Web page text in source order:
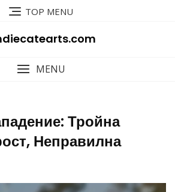
TOP MENU
MENU
Тройна
Неправилна